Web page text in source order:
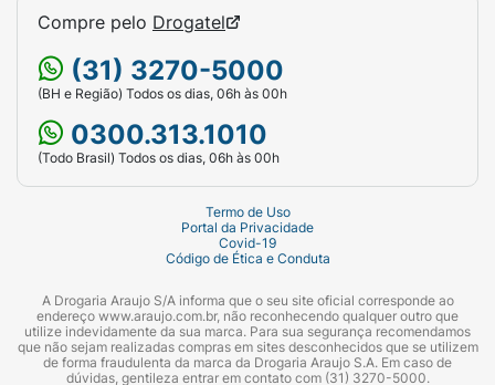
Compre pelo Drogatel
(31) 3270-5000
(BH e Região) Todos os dias, 06h às 00h
0300.313.1010
(Todo Brasil) Todos os dias, 06h às 00h
Termo de Uso
Portal da Privacidade
Covid-19
Código de Ética e Conduta
A Drogaria Araujo S/A informa que o seu site oficial corresponde ao
endereço www.araujo.com.br, não reconhecendo qualquer outro que
utilize indevidamente da sua marca. Para sua segurança recomendamos
que não sejam realizadas compras em sites desconhecidos que se utilizem
de forma fraudulenta da marca da Drogaria Araujo S.A. Em caso de
dúvidas, gentileza entrar em contato com (31) 3270-5000.